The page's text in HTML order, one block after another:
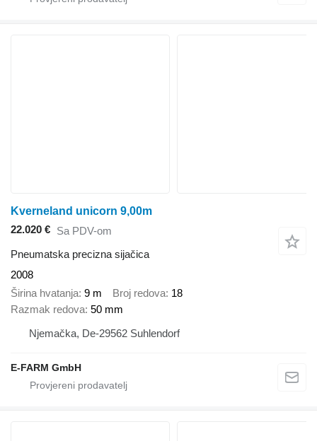
Kverneland unicorn 9,00m
22.020 € Sa PDV-om
Pneumatska precizna sijačica
2008
Širina hvatanja 9 m Broj redova 18
Razmak redova 50 mm
Njemačka, De-29562 Suhlendorf
E-FARM GmbH